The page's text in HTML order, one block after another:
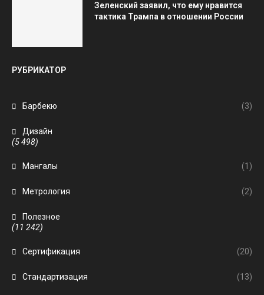
Зеленский заявил, что ему нравится
тактика Трампа в отношении России
РУБРИКАТОР
Барбекю (3)
Дизайн
(5 498)
Мангалы (1)
Метрология (2)
Полезное
(11 242)
Сертификация (20)
Стандартизация (13)